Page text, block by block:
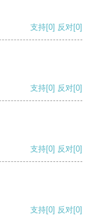
支持[0] 反对[0]
支持[0] 反对[0]
支持[0] 反对[0]
支持[0] 反对[0]